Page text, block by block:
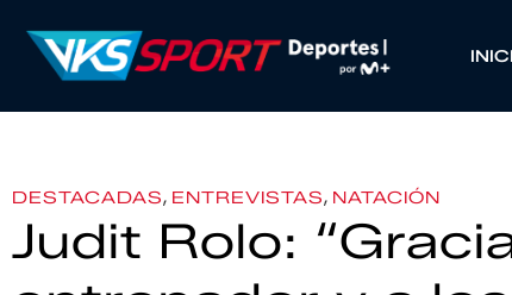
DESTACADAS, ENTREVISTAS, NATACIÓN
Judit Rolo: